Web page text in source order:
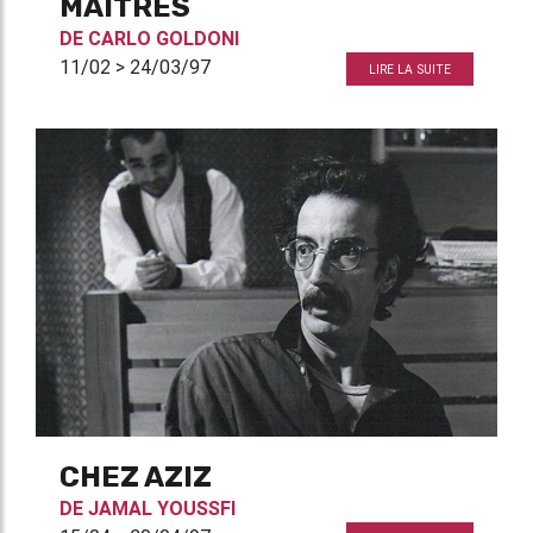
MAÎTRES
DE CARLO GOLDONI
11/02 > 24/03/97
LIRE LA SUITE
CHEZ AZIZ
DE JAMAL YOUSSFI